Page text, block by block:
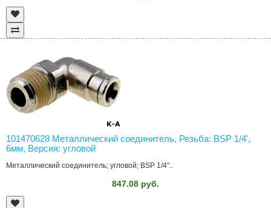
101470628 Металлический соединитель, Резьба: BSP 1/4',
6мм, Версия: угловой
Металлический соединитель; угловой; BSP 1/4"..
847.08 руб.